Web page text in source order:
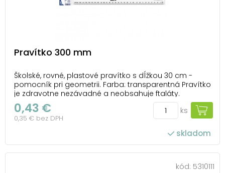
Pravítko 300 mm
Školské, rovné, plastové pravítko s dĺžkou 30 cm -
pomocník pri geometrii. Farba: transparentná Pravítko
je zdravotne nezávadné a neobsahuje ftaláty.
Dodávame v plastovom balení so závesom. Uvedená
cena je za 1 ks.
0,43 €
0,35 € bez DPH
ks
skladom
kód: 5310111